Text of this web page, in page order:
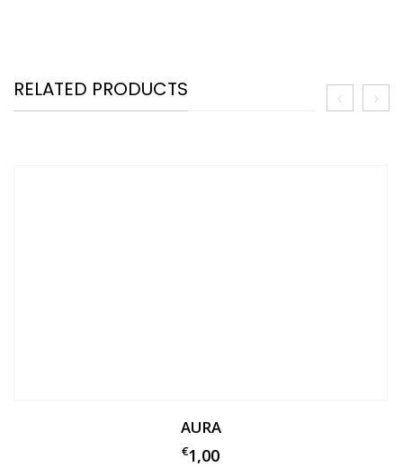
RELATED PRODUCTS
AURA
€1,00